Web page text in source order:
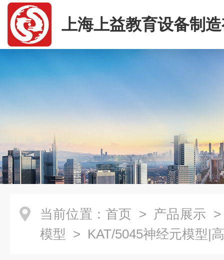
上海上益教育设备制
司
当前位置： 首页 > 产品展示
模型 > KAT/5045神经元模型|